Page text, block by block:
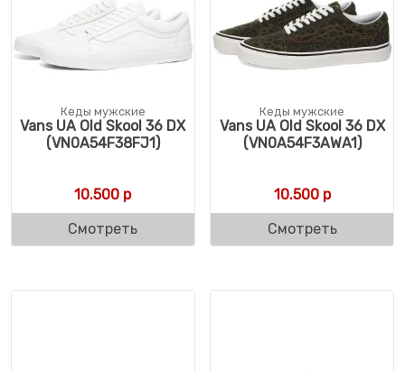
Кеды мужские
Vans UA Old Skool 36 DX
(VN0A54F38FJ1)
10.500 р
Смотреть
Кеды мужские
Vans UA Old Skool 36 DX
(VN0A54F3AWA1)
10.500р
Смотреть